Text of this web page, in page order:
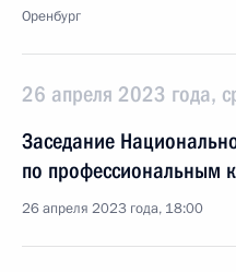
Оренбург
26 апреля 2023 года,
Заседание
по профессиональным
26 апреля 2023 года, 18:00